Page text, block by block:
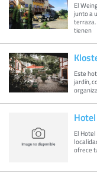
El
junto a
terraza.
tienen
Este
jardín,
El
ofrece